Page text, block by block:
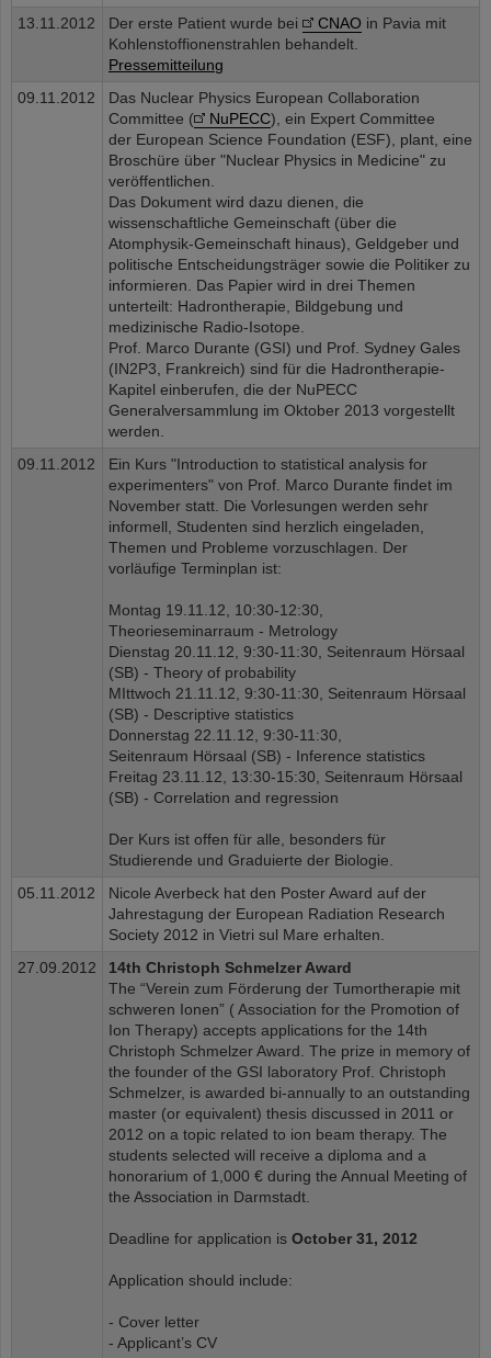
13.11.2012
Der erste Patient wurde bei CNAO in Pavia mit
Kohlenstoffionenstrahlen behandelt.
Pressemitteilung
09.11.2012
Das Nuclear Physics European Collaboration
Committee (
NuPECC), ein Expert Committee
der European Science Foundation (ESF), plant, eine
Broschüre über "Nuclear Physics in Medicine" zu
veröffentlichen.
Das Dokument wird dazu dienen, die
wissenschaftliche Gemeinschaft (über die
Atomphysik-Gemeinschaft hinaus), Geldgeber und
politische Entscheidungsträger sowie die Politiker zu
informieren. Das Papier wird in drei Themen
unterteilt: Hadrontherapie, Bildgebung und
medizinische Radio-Isotope.
Prof. Marco Durante (GSI) und Prof. Sydney Gales
(IN2P3, Frankreich) sind für die Hadrontherapie-
Kapitel einberufen, die der NuPECC
Generalversammlung im Oktober 2013 vorgestellt
werden.
09.11.2012
Ein Kurs "Introduction to statistical analysis for
experimenters" von Prof. Marco Durante findet im
November statt. Die Vorlesungen werden sehr
informell, Studenten sind herzlich eingeladen,
Themen und Probleme vorzuschlagen. Der
vorläufige Terminplan ist:
Montag 19.11.12, 10:30-12:30,
Theorieseminarraum - Metrology
Dienstag 20.11.12, 9:30-11:30, Seitenraum Hörsaal
(SB) - Theory of probability
MIttwoch 21.11.12, 9:30-11:30, Seitenraum Hörsaal
(SB) - Descriptive statistics
Donnerstag 22.11.12, 9:30-11:30,
Seitenraum Hörsaal (SB) - Inference statistics
Freitag 23.11.12, 13:30-15:30, Seitenraum Hörsaal
(SB) - Correlation and regression
Der Kurs ist offen für alle, besonders für
Studierende und Graduierte der Biologie.
05.11.2012
Nicole Averbeck hat den Poster Award auf der
Jahrestagung der European Radiation Research
Society 2012 in Vietri sul Mare erhalten.
27.09.2012
14th Christoph Schmelzer Award
The “Verein zum Förderung der Tumortherapie mit
schweren Ionen” ( Association for the Promotion of
Ion Therapy) accepts applications for the 14th
Christoph Schmelzer Award. The prize in memory of
the founder of the GSI laboratory Prof. Christoph
Schmelzer, is awarded bi-annually to an outstanding
master (or equivalent) thesis discussed in 2011 or
2012 on a topic related to ion beam therapy. The
students selected will receive a diploma and a
honorarium of 1,000 € during the Annual Meeting of
the Association in Darmstadt.
Deadline for application is October 31, 2012
Application should include:
- Cover letter
- Applicant’s CV